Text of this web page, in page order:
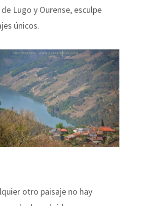
Lugo y Ourense, esculpe
únicos.
otro paisaje no hay